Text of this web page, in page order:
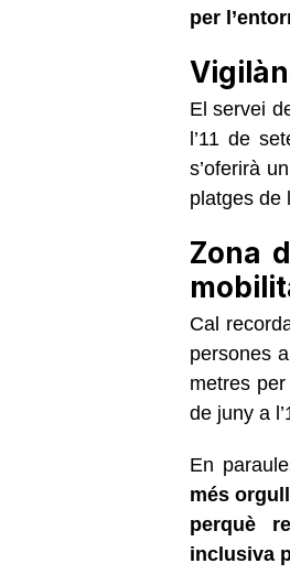
per
El servei
l’11 de
s’oferirà
platges de
Zona
Cal
persones
metres
de juny a
En
més
perquè
inclusiva